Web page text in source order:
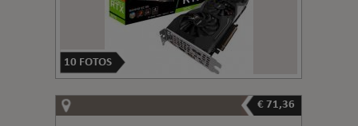
10 FOTOS
€ 71,36